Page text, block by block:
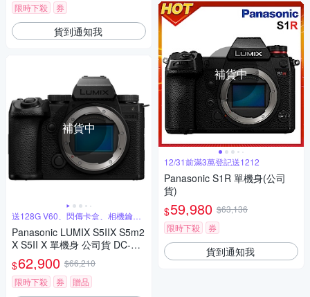
限時下殺
券
貨到通知我
補貨中
送128G V60、閃傳卡盒、相機鑰匙
圈
Panasonic LUMIX S5IIX S5m2
X S5II X 單機身 公司貨 DC-S5
M2X
$62,900 $66,210
限時下殺
券 贈品
補貨中
12/31前滿3萬登記送1212
Panasonic S1R 單機身(公司
貨)
$59,980 $63,136
限時下殺
券
貨到通知我